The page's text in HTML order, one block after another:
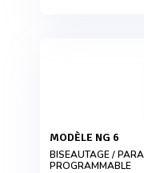
MODÈLE NG 6
BISEAUTAGE /
PROGRAMMABLE